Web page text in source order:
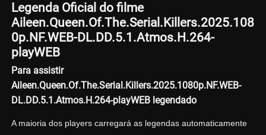
Legenda Oficial do filme
Aileen.Queen.Of.The.Serial.Killers.2025.108
0p.NF.WEB-DL.DD.5.1.Atmos.H.264-
playWEB
Para assistir
Aileen.Queen.Of.The.Serial.Killers.2025.1080p.NF.WEB-
DL.DD.5.1.Atmos.H.264-playWEB legendado
A maioria dos players carregará as legendas automaticamente